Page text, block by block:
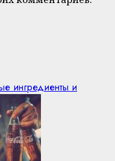
ингредиенты и